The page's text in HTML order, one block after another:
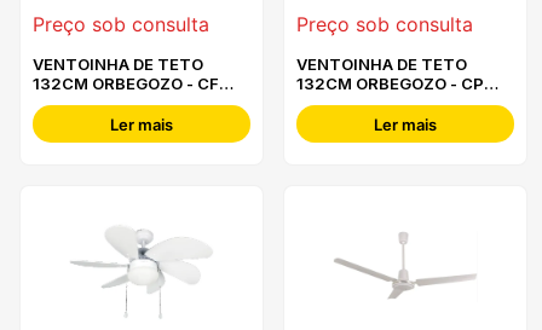
Preço sob consulta
VENTOINHA DE TETO
132CM ORBEGOZO - CF
07132 B
Ler mais
Preço sob consulta
VENTOINHA DE TETO
132CM ORBEGOZO - CP
83132
Ler mais